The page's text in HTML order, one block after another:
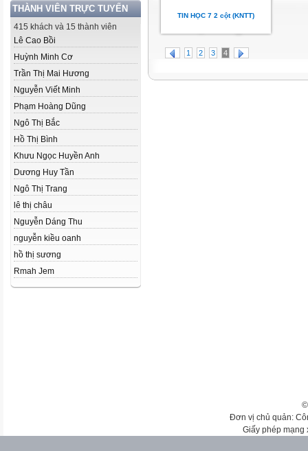
THÀNH VIÊN TRỰC TUYẾN
415 khách và 15 thành viên
Lê Cao Bồi
Huỳnh Minh Cơ
Trần Thị Mai Hương
Nguyễn Viết Minh
Phạm Hoàng Dũng
Ngô Thị Bắc
Hồ Thị Bình
Khưu Ngọc Huyền Anh
Dương Huy Tần
Ngô Thị Trang
lê thị châu
Nguyễn Dáng Thu
nguyễn kiều oanh
hồ thị sương
Rmah Jem
TIN HỌC 7 2 cột (KNTT)
1 2 3 4
Đơn vị chủ quản:
Giấy phép mạng